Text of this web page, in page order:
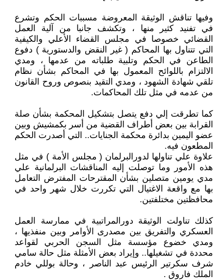
وفيها تناقش الوثيقة المعروضة مسببات الحكم وتشرع
في تفنيد كثير منها ، وتكشف جانبا من آلية العمل
القضائي خصوصا في مجلس القضاء الأعلي والكيفية
التي تتناول بها المحاكم ( غير النقض والدستورية ) دفوع
الطاعن في الحكم وتلبية طلباته من عدمها ، ومدي
الالتزام باللوائح المعمول بها في المحاكم بشأن نظام
تلقي شهادة الشهود ، ومدي التقيد بنصوص وروح القانون
من عدمه في مثل تلك المحاكمات.
كما تطرقت إلي دفع يتصل بتشكيل المحكمة بشأن صلة
القرابة بين بعض أطراف القضية من أسر بكمشيش وبين
عضو اليمين بدائرة محكمة الجنايات.. التي أصدرت الحكم
المطعون فيه.
علاوة علي تناولها لدورالبرلمان ( مجلس الأمة ) في مثل
هذه الأمور وما توصلت إليه المناقشات البرلمانية علي
مدي يومين متصلين بشأن المقترحات المفترض التعامل
بها مع واقعة الاغتيال التي تكررت خلال شهر واحد في
محافظتين مختلفتين.
كذلك تناولت الوثيقة دورالمراتبية في ممارسة العمل
العسكري والتفريق بين مصدرى الأوامر وبين منفذيها ،
ومدي خضوع مؤسسة مثل السجن الحربي لقواعد
محددة في تشغيلها.. وإيراد بعض الأمثلة مثل حالة سامي
شرف سكرتير الرئيس عبد الناصر ، وحالة بوللي خادم
الملك فاروق .